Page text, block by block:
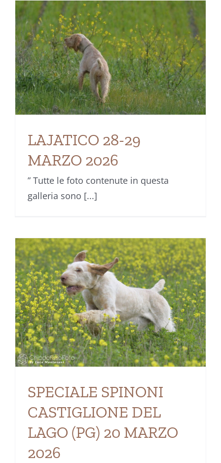
LAJATICO 28-29
MARZO 2026
” Tutte le foto contenute in questa
galleria sono [...]
SPECIALE SPINONI
CASTIGLIONE DEL
LAGO (PG) 20 MARZO
2026